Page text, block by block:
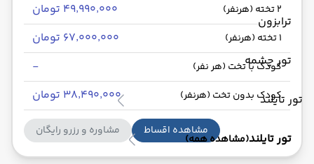
ترابزون
تور چشمه
تور تایلند
تور تایلند(مشاهده همه)
2 تخته (هرنفر) ۴۹٬۹۹۰٬۰۰۰ تومان
1 تخته (هرنفر) ۶۷٬۰۰۰٬۰۰۰ تومان
کودک با تخت (هر نفر) -
کودک بدون تخت (هرنفر) ۳۸٬۴۹۰٬۰۰۰ تومان
مشاهده اقساط مشاوره و رزرو رایگان